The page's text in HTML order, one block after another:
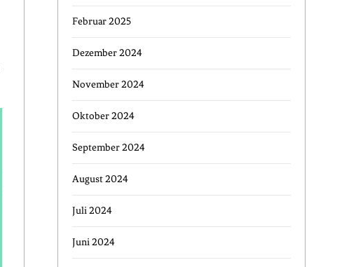
Februar 2025
Dezember 2024
November 2024
Oktober 2024
September 2024
August 2024
Juli 2024
Juni 2024